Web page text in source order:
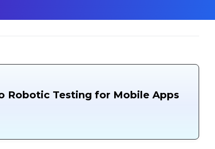
Robotic Testing for Mobile Apps